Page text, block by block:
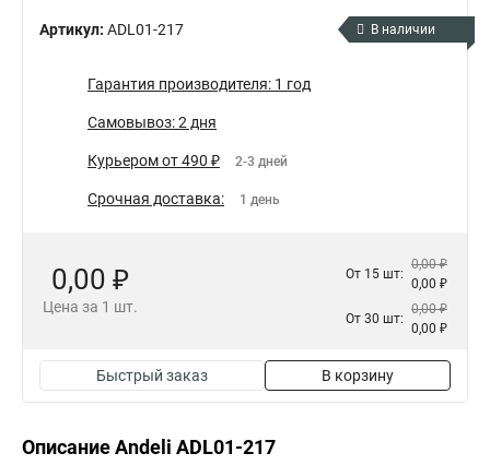
Артикул: ADL01-217 В наличии
Гарантия производителя: 1 год
Самовывоз: 2 дня
Курьером от 490 ₽ 2-3 дней
Срочная доставка: 1 день
0,00 ₽
Цена за 1 шт.
От 15 шт:
0,00 ₽
0,00 ₽
От 30 шт:
0,00 ₽
0,00 ₽
Быстрый заказ В корзину
Описание Andeli ADL01-217